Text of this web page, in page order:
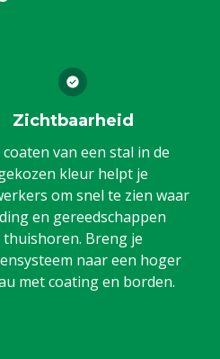
Zichtbaarheid
coaten van een stal in de
kleur helpt je
om snel te zien waar
en gereedschappen
thuishoren. Breng je
naar een hoger
met coating en borden.